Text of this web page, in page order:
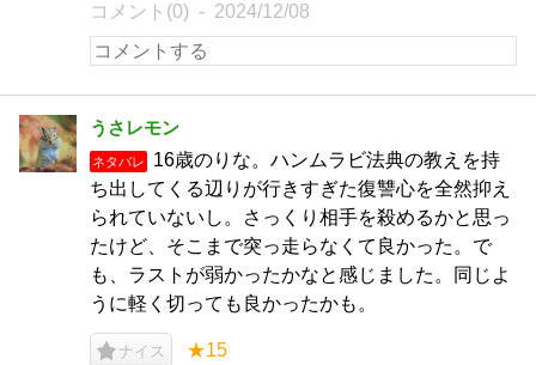
コメント(0) 2024/12/08
うさレモン
ネタバレ
16歳のりな。ハンムラビ法典の教えを持
ち出してくる辺りが行きすぎた復讐心を全然抑え
られていないし。さっくり相手を殺めるかと思っ
たけど、そこまで突っ走らなくて良かった。で
も、ラストが弱かったかなと感じました。同じよ
うに軽く切っても良かったかも。
ナイス ★15